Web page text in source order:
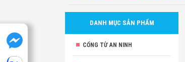
DANH MỤC SẢN PHẨM
CỔNG TỪ AN NINH